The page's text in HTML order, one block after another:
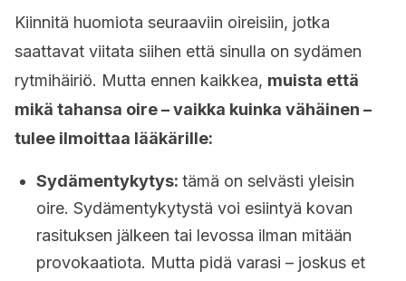
Kiinnitä huomiota seuraaviin oireisiin, jotka
saattavat viitata siihen että sinulla on sydämen
rytmihäiriö. Mutta ennen kaikkea, muista että
mikä tahansa oire – vaikka kuinka vähäinen –
tulee ilmoittaa lääkärille:
Sydämentykytys: tämä on selvästi yleisin
oire. Sydämentykytystä voi esiintyä kovan
rasituksen jälkeen tai levossa ilman mitään
provokaatiota. Mutta pidä varasi – joskus et